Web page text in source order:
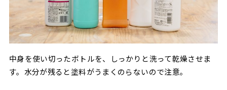
中身を使い切ったボトルを、しっかりと洗って乾燥させま
す。水分が残ると塗料がうまくのらないので注意。